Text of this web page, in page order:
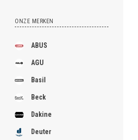
ONZE MERKEN
ABUS
AGU
Basil
Beck
Dakine
Deuter